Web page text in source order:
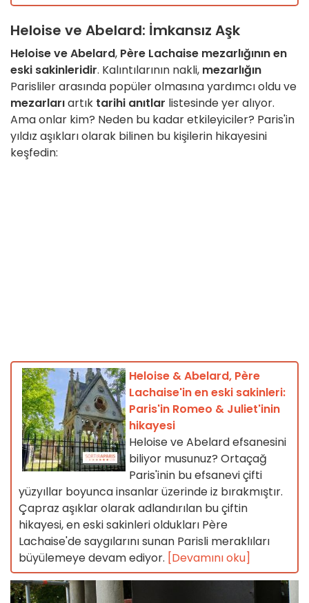
Heloise ve Abelard: İmkansız Aşk
Heloise ve Abelard, Père Lachaise mezarlığının en
eski sakinleridir. Kalıntılarının nakli, mezarlığın
Parisliler arasında popüler olmasına yardımcı oldu ve
mezarlarıartık tarihi anıtlar listesinde yer alıyor.
Ama onlar kim? Neden bu kadar etkileyiciler? Paris'in
yıldız aşıkları olarak bilinen bu kişilerin hikayesini
keşfedin:
Heloise & Abelard, Père
Lachaise'in en eski sakinleri:
Paris'in Romeo & Juliet'inin
hikayesi
Heloise ve Abelard efsanesini
biliyor musunuz? Ortaçağ
Paris'inin bu efsanevi çifti
yüzyıllar boyunca insanlar üzerinde iz bırakmıştır.
Çapraz aşıklar olarak adlandırılan bu çiftin
hikayesi, en eski sakinleri oldukları Père
Lachaise'de saygılarını sunan Parisli meraklıları
büyülemeye devam ediyor. [Devamını oku]